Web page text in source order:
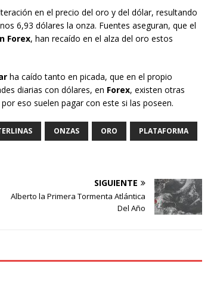
en el precio del oro y del dólar, resultando
6,93 dólares la onza. Fuentes aseguran, que el
Forex, han recaído en el alza del oro estos
ha caído tanto en picada, que en el propio
diarias con dólares, en Forex, existen otras
eso suelen pagar con este si las poseen.
ONZAS ORO PLATAFORMA
SIGUIENTE
Alberto la Primera Tormenta Atlántica
Del Año